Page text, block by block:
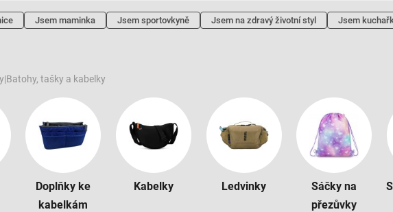
Jsem maminka Jsem sportovkyně Jsem na zdravý životní styl Jsem
|Batohy, tašky a kabelky
Doplňky ke
kabelkám
Kabelky Ledvinky
Sáčky na
přezůvky